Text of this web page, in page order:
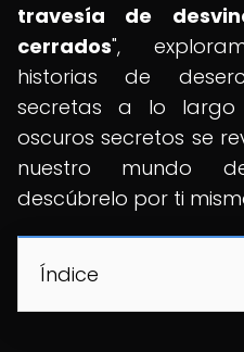
travesía de
cerrados",
historias de
secretas a lo largo
oscuros secretos se
nuestro mundo
descúbrelo por ti
Índice